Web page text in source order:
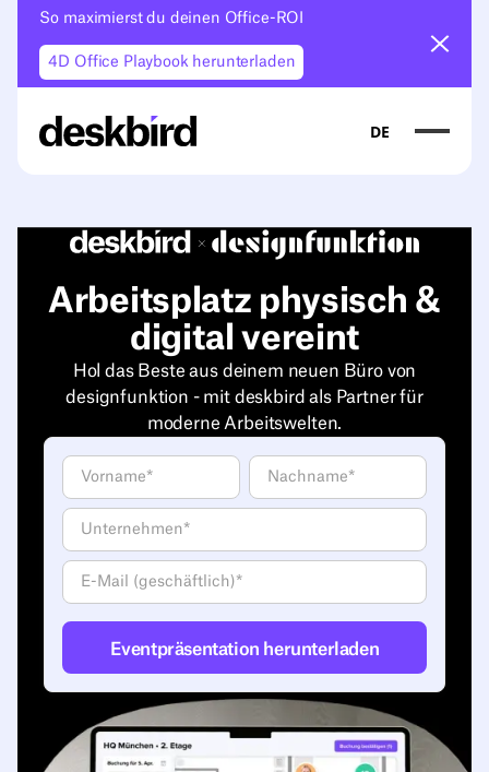
So maximierst du deinen Office-ROI
4D Office Playbook herunterladen
DE
Arbeitsplatz physisch &
digital vereint
Hol das Beste aus deinem neuen Büro von
designfunktion - mit deskbird als Partner für
moderne Arbeitswelten.